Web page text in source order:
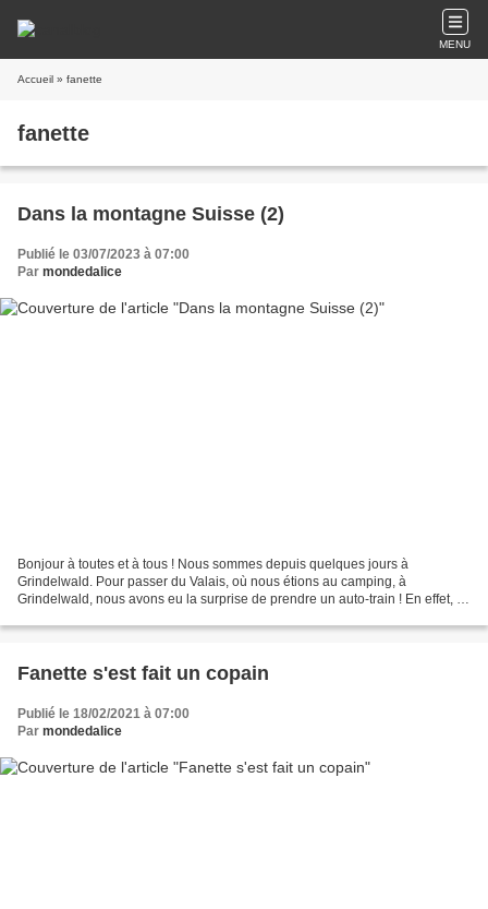
MENU
Accueil » fanette
fanette
Dans la montagne Suisse (2)
Publié le 03/07/2023 à 07:00
Par mondedalice
Bonjour à toutes et à tous ! Nous sommes depuis quelques jours à
Grindelwald. Pour passer du Valais, où nous étions au camping, à
Grindelwald, nous avons eu la surprise de prendre un auto-train ! En effet, la
Fanette s'est fait un copain
Publié le 18/02/2021 à 07:00
Par mondedalice